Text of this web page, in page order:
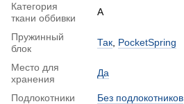
Категория
ткани оббивки
А
Пружинный
блок
Так PocketSpring
Место для
хранения
Да
Подлокотники
Без подлокотников